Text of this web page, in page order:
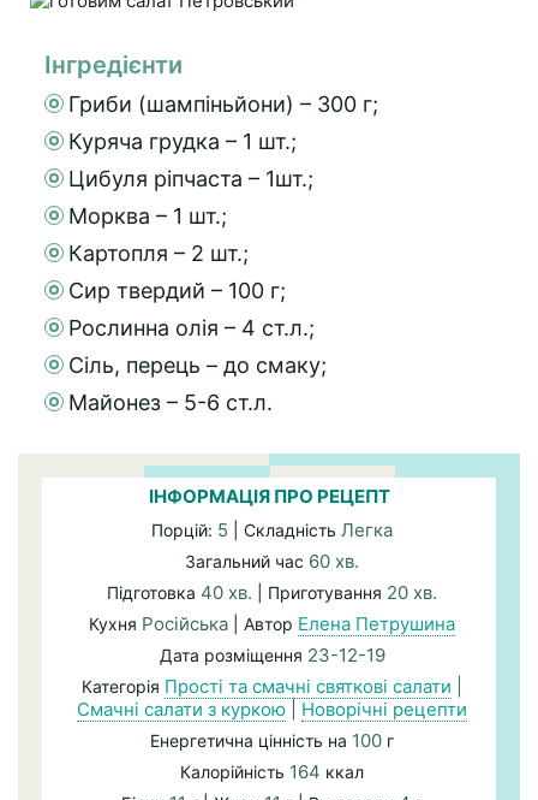
Інгредієнти
Гриби (шампіньйони) – 300 г;
Куряча грудка – 1 шт.;
Цибуля ріпчаста – 1шт.;
Морква – 1 шт.;
Картопля – 2 шт.;
Сир твердий – 100 г;
Рослинна олія – 4 ст.л.;
Сіль, перець – до смаку;
Майонез – 5-6 ст.л.
ІНФОРМАЦІЯ ПРО РЕЦЕПТ
Порцій: 5 | Складність Легка
Загальний час 60 хв.
Підготовка 40 хв. | Приготування 20 хв.
Кухня Російська | Автор Елена Петрушина
Дата розміщення 23-12-19
Категорія Прості та смачні святкові салати
Смачні салати з куркою
Новорічні рецепти
Енергетична цінність на 100 г
Калорійність 164 ккал